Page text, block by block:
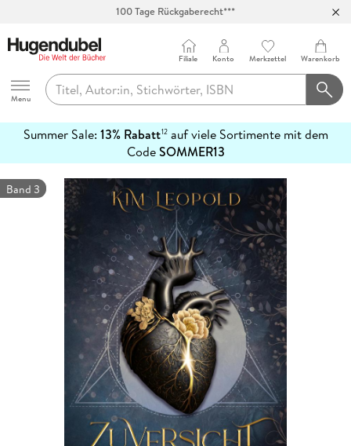
100 Tage Rückgaberecht***
Hugendubel
Menu
Filiale Konto Merkzettel Warenkorb
Summer Sale: 13% Rabatt12auf viele Sortimente mit dem
CodeSOMMER13
erfahren
Band 3